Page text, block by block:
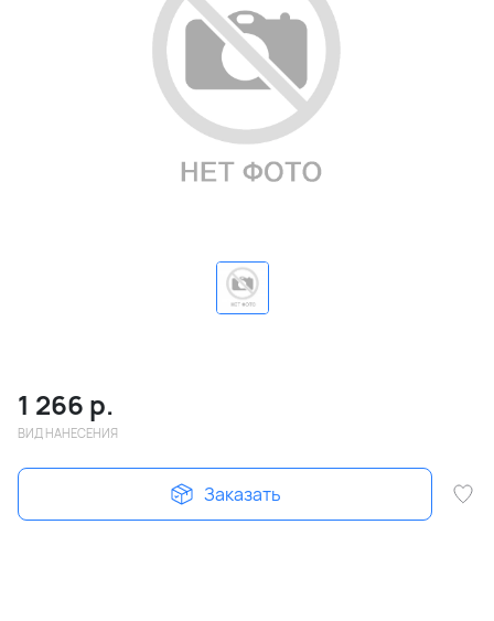
1 266 р.
ВИД НАНЕСЕНИЯ
Заказать